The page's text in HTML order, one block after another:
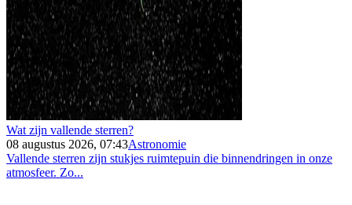
Wat zijn vallende sterren?
08 augustus 2026, 07:43Astronomie
Vallende sterren zijn stukjes ruimtepuin die binnendringen in onze
atmosfeer. Zo...